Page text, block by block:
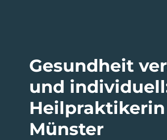
Gesundheit
und
Münster